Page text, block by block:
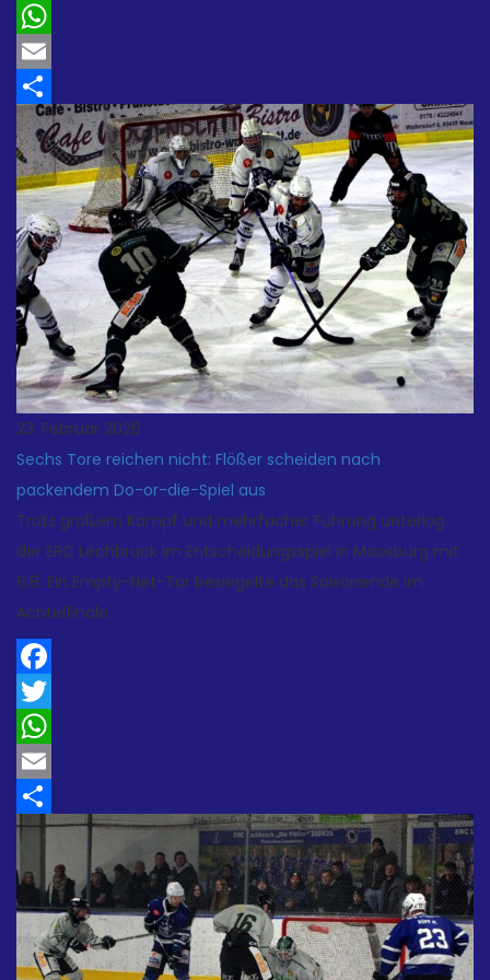
Twitter
WhatsApp
Email
Teilen
23. Februar 2026
Sechs Tore reichen nicht: Flößer scheiden nach
packendem Do-or-die-Spiel aus
Trotz großem Kampf und mehrfacher Führung unterlag
der ERC Lechbruck im Entscheidungsspiel in Moosburg mit
6:8. Ein Empty-Net-Tor besiegelte das Saisonende im
Achtelfinale.
Facebook
Twitter
WhatsApp
Email
Teilen